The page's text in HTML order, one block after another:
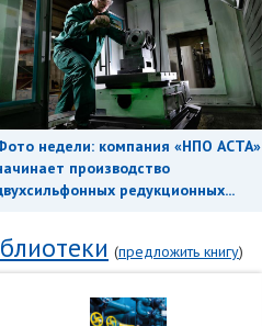
недели: компания «НПО АСТА»
производство
редукционных...
(предложить книгу)